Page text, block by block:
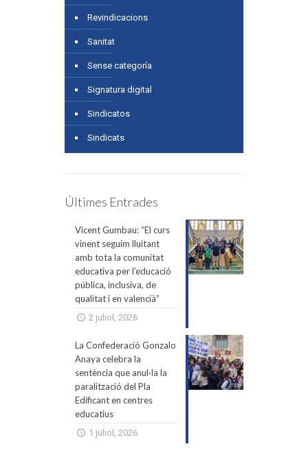
Revindicacions
Sanitat
Sense categoría
Signatura digital
Sindicatos
Sindicats
Últimes Entrades
Vicent Gumbau: “El curs
vinent seguim lluitant
amb tota la comunitat
educativa per l’educació
pública, inclusiva, de
qualitat i en valencià”
2 juliol, 2026
La Confederació Gonzalo
Anaya celebra la
sentència que anul·la la
paralització del Pla
Edificant en centres
educatius
1 juliol, 2026